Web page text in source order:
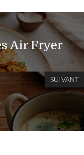
Air Fryer
SUIVANT